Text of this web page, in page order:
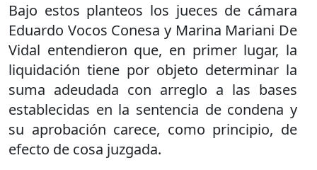
Bajo estos planteos los jueces de cámara
Eduardo Vocos Conesa y Marina Mariani De
Vidal entendieron que, en primer lugar, la
liquidación tiene por objeto determinar la
suma adeudada con arreglo a las bases
establecidas en la sentencia de condena y
su aprobación carece, como principio, de
efecto de cosa juzgada.